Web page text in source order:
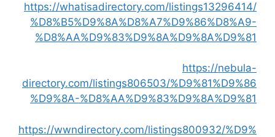
https://whatisadirectory.com/listings13296414/
%D8%B5%D9%8A%D8%A7%D9%86%D8%A9-
%D8%AA%D9%83%D9%8A%D9%8A%D9%81
https://nebula-
directory.com/listings806503/%D9%81%D9%86
%D9%8A-%D8%AA%D9%83%D9%8A%D9%81
https://wwndirectory.com/listings800932/%D9%